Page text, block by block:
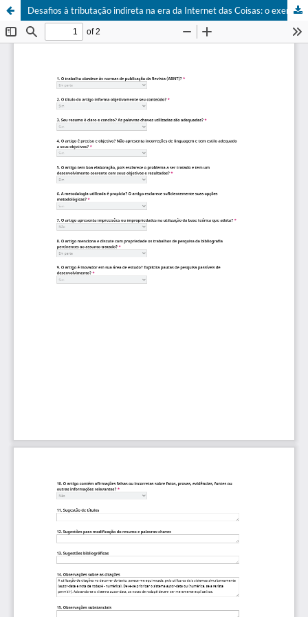
Desafios à tributação indireta na era da Internet das Coisas: o exemplo da geladeira inteligente